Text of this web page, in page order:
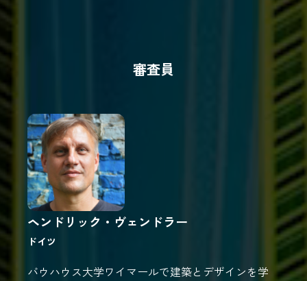
審査員
ヘンドリック・ヴェンドラー
ドイツ
バウハウス大学ワイマールで建築とデザインを学